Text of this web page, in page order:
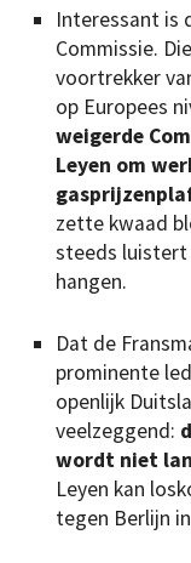
Interessant is
Commissie.
voortrekker
op Europees
weigerde
Leyen om
zette kwaad
steeds
hangen.
Dat de
prominente
openlijk
veelzeggend:
wordt niet
Leyen kan
tegen Berlijn